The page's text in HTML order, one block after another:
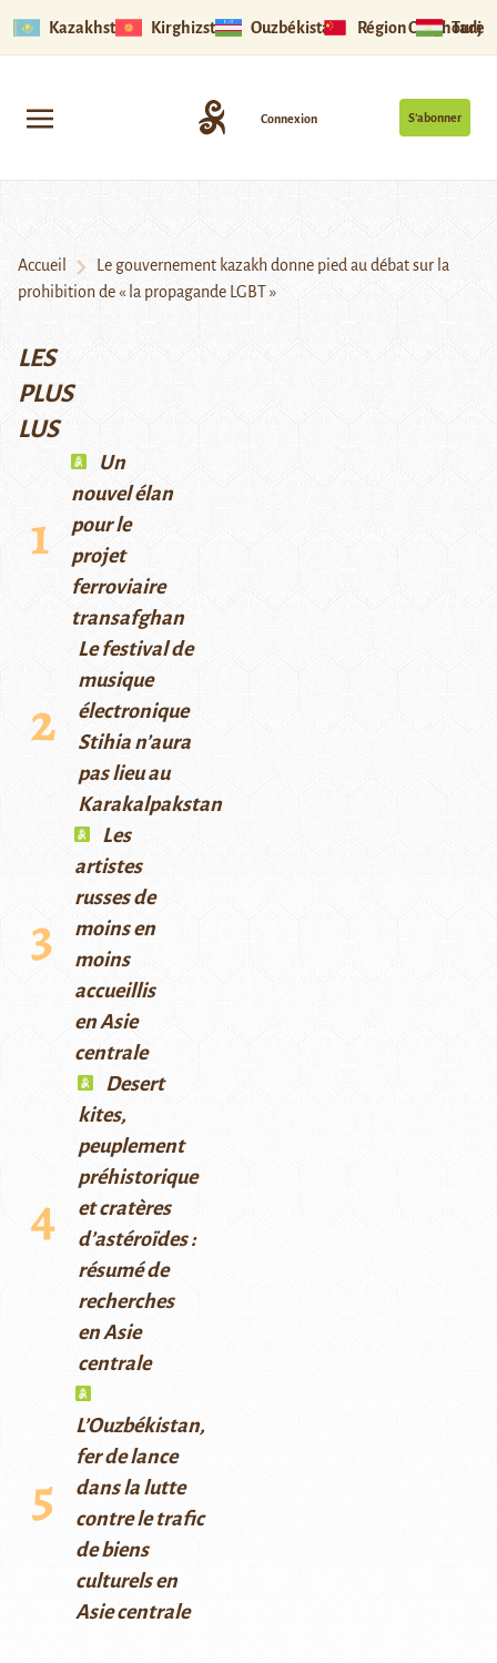
Kazakhstan Kirghizstan Ouzbékistan Région Ouïghoure
S’abonner
Connexion
Accueil
Le gouvernement kazakh donne pied au débat sur la
prohibition de « la propagande LGBT »
LES
PLUS
LUS
Un
nouvel élan
pour le
projet
ferroviaire
transafghan
Le festival de
musique
électronique
Stihia n’aura
pas lieu au
Karakalpakstan
Les
artistes
russes de
moins en
moins
accueillis
en Asie
centrale
Desert
kites,
peuplement
préhistorique
et cratères
d’astéroïdes :
résumé de
recherches
en Asie
centrale
L’Ouzbékistan,
fer de lance
dans la lutte
contre le trafic
de biens
culturels en
Asie centrale